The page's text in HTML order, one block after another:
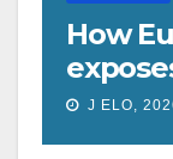
How
fuels’
J ELO,